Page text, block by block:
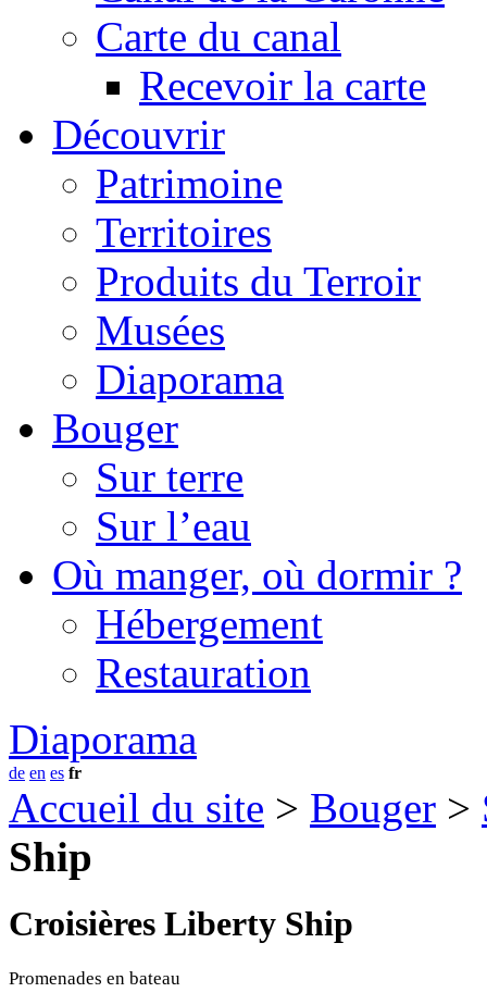
Carte du canal
Recevoir la carte
Découvrir
Patrimoine
Territoires
Produits du Terroir
Musées
Diaporama
Bouger
Sur terre
Sur l’eau
Où manger, où dormir ?
Hébergement
Restauration
Diaporama
de en es fr
Accueil du site > Bouger >
Ship
Croisières Liberty Ship
Promenades en bateau